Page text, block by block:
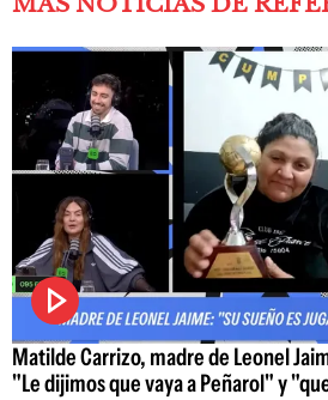
Matilde Carrizo, madre de Leonel
"Le dijimos que vaya a Peñarol" y